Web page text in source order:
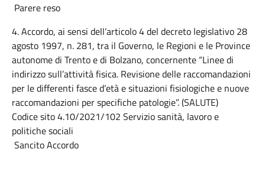
Parere reso
4. Accordo, ai sensi dell’articolo 4 del decreto legislativo 28
agosto 1997, n. 281, tra il Governo, le Regioni e le Province
autonome di Trento e di Bolzano, concernente “Linee di
indirizzo sull’attività fisica. Revisione delle raccomandazioni
per le differenti fasce d’età e situazioni fisiologiche e nuove
raccomandazioni per specifiche patologie”. (SALUTE)
Codice sito 4.10/2021/102 Servizio sanità, lavoro e
politiche sociali
Sancito Accordo